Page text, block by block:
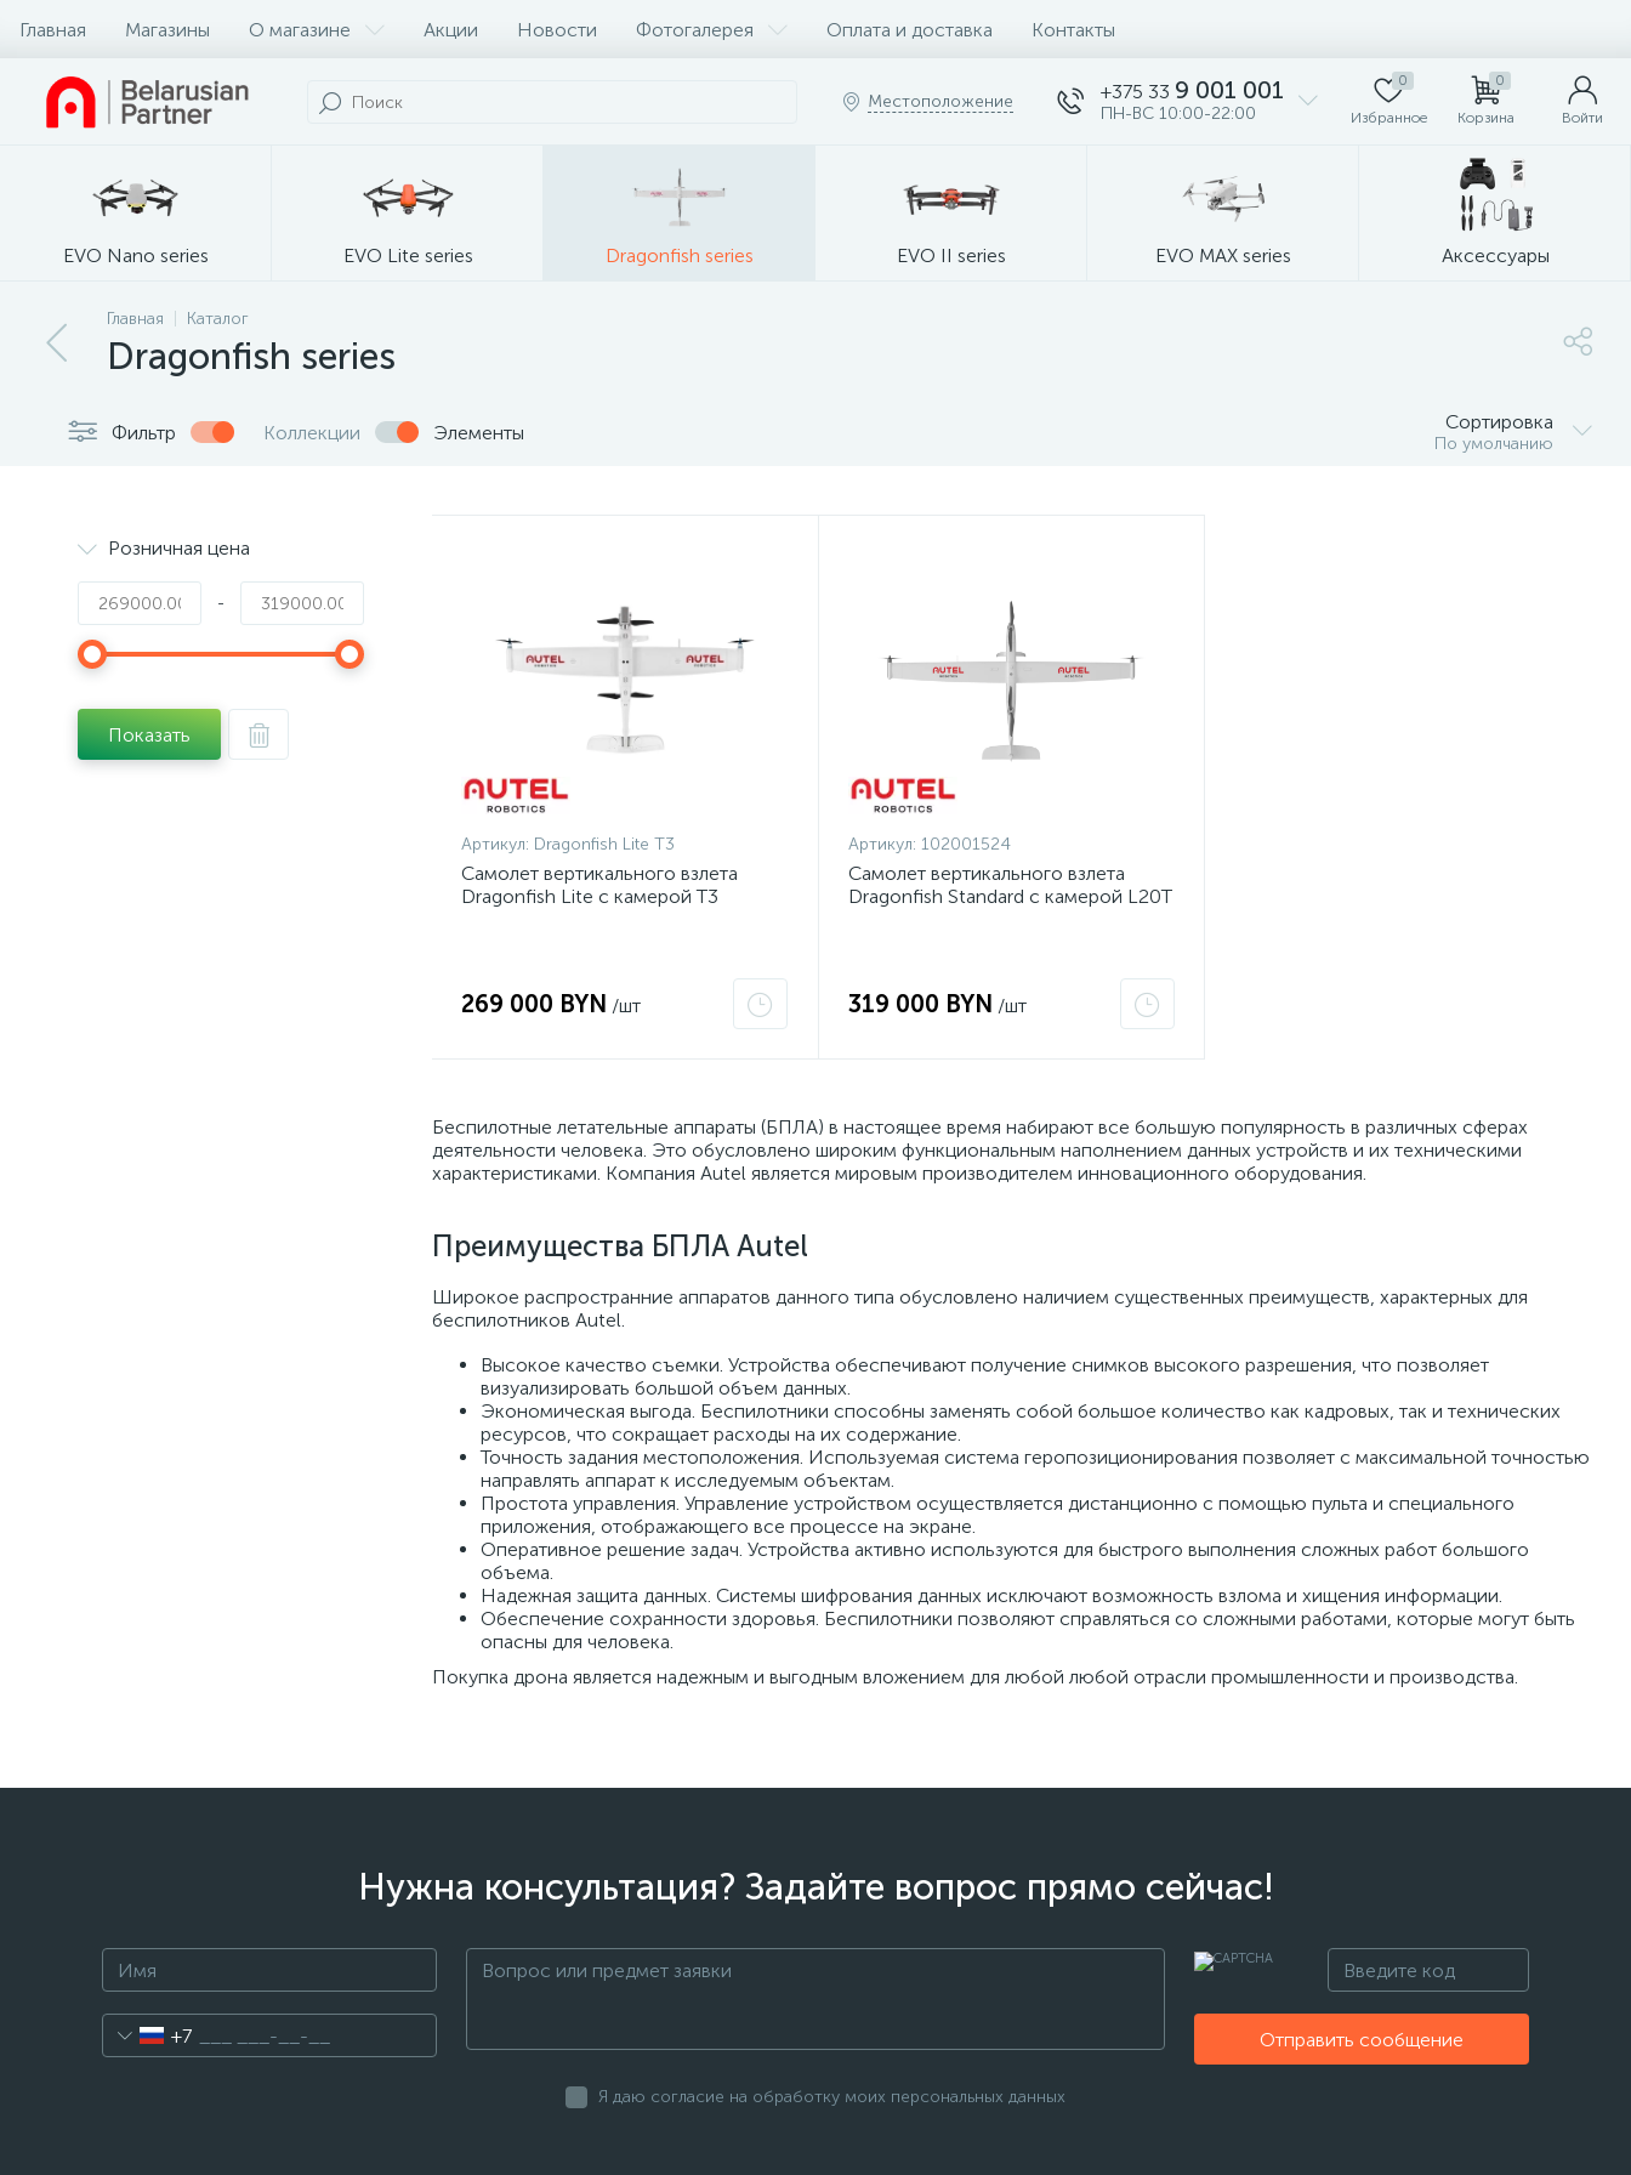
Главная Магазины О магазине Акции Новости Фотогалерея Оплата и доставка Контакты
Местоположение +375 33 9 001 001
ПН-ВС 10:00-22:00
0
Избранное
0
Корзина Войти
EVO Nano series EVO Lite series Dragonfish series EVO II series EVO MAX series Аксессуары
Главная Каталог
Dragonfish series
Фильтр Коллекции Элементы Сортировка
По умолчанию
Розничная цена
-
Показать
Артикул: Dragonfish Lite T3
Самолет вертикального взлета
Dragonfish Lite с камерой T3
269 000 BYN /шт
Артикул: 102001524
Самолет вертикального взлета
Dragonfish Standard с камерой L20T
319 000 BYN /шт
Беспилотные летательные аппараты (БПЛА) в настоящее время набирают все большую популярность в различных сферах
деятельности человека. Это обусловлено широким функциональным наполнением данных устройств и их техническими
характеристиками. Компания Autel является мировым производителем инновационного оборудования.
Преимущества БПЛА Autel
Широкое распространние аппаратов данного типа обусловлено наличием существенных преимуществ, характерных для
беспилотников Autel.
Высокое качество съемки. Устройства обеспечивают получение снимков высокого разрешения, что позволяет
визуализировать большой объем данных.
Экономическая выгода. Беспилотники способны заменять собой большое количество как кадровых, так и технических
ресурсов, что сокращает расходы на их содержание.
Точность задания местоположения. Используемая система геропозиционирования позволяет с максимальной точностью
направлять аппарат к исследуемым объектам.
Простота управления. Управление устройством осуществляется дистанционно с помощью пульта и специального
приложения, отображающего все процессе на экране.
Оперативное решение задач. Устройства активно используются для быстрого выполнения сложных работ большого
объема.
Надежная защита данных. Системы шифрования данных исключают возможность взлома и хищения информации.
Обеспечение сохранности здоровья. Беспилотники позволяют справляться со сложными работами, которые могут быть
опасны для человека.
Покупка дрона является надежным и выгодным вложением для любой любой отрасли промышленности и производства.
Нужна консультация? Задайте вопрос прямо сейчас!
+7 Отправить сообщение
Я даю согласие на обработку моих персональных данных